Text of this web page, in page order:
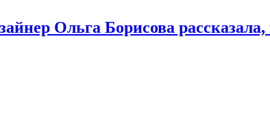
Ольга Борисова